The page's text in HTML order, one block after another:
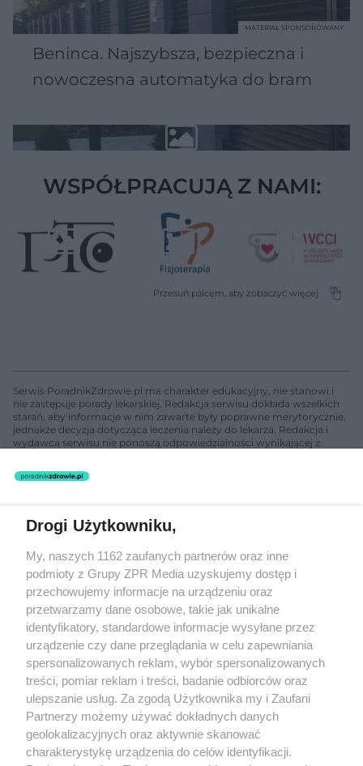
Beninca. Najszybsza, bezpieczna i
nowoczesna automatyka do bram
MATERIAŁ SPONSOROWANY
WSPÓŁPRACUJĄ Z NAMI:
Serwis PoradnikZdrowie.pl ma charakter edukacyjny, nie stanowi i
nie zastępuje porady lekarskiej. Redakcja serwisu dokłada wszelkich
starań, aby informacje w nim zawarte były poprawne merytorycznie,
jednakże decyzja dotycząca leczenia należy do lekarza. Redakcja i
wydawca serwisu nie ponoszą odpowiedzialności wynikającej z
świadczeń zdrowotnych w rozumieniu art. 3 ust 1 ustawy o
rozpowszechniany lub dalej rozpowszechniany w jakikolwiek sposób
(w tym także elektroniczny lub mechaniczny) na jakimkolwiek polu
eksploatacji w jakiejkolwiek formie, włącznie z umieszczaniem w
Internecie bez pisemnej zgody właściciela praw. Jakiekolwiek użycie
lub wykorzystanie utworów w całości lub w części z naruszeniem
prawa, tzn. bez właściwej zgody, jest zabronione pod groźbą kary i
może być ścigane prawnie.
O nas
Drogi Użytkowniku,
My, naszych 1162 zaufanych partnerów oraz inne
podmioty z Grupy ZPR Media uzyskujemy dostęp i
przechowujemy informacje na urządzeniu oraz
przetwarzamy dane osobowe, takie jak unikalne
identyfikatory, standardowe informacje wysyłane przez
urządzenie czy dane przeglądania w celu zapewniania
spersonalizowanych reklam, wybór spersonalizowanych
treści, pomiar reklam i treści, badanie odbiorców oraz
ulepszanie usług. Za zgodą Użytkownika my i Zaufani
Partnerzy możemy używać dokładnych danych
geolokalizacyjnych oraz aktywnie skanować
charakterystykę urządzenia do celów identyfikacji.